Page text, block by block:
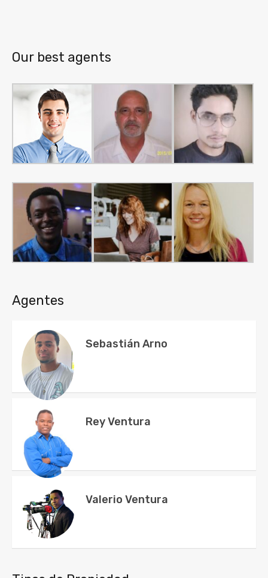
Our best agents
Agentes
Sebastián Arno
Rey Ventura
Valerio Ventura